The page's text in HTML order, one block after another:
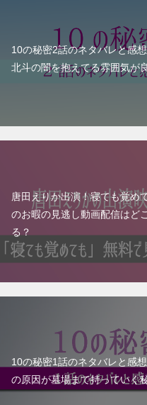
10の秘密2話のネタバレと感
北斗の闇を抱えてる雰囲気が
唐田えりか出演！寝ても覚め
のお暇の見逃し動画配信はど
る？
10の秘密1話のネタバレと感
の原因が墓場まで持っていく